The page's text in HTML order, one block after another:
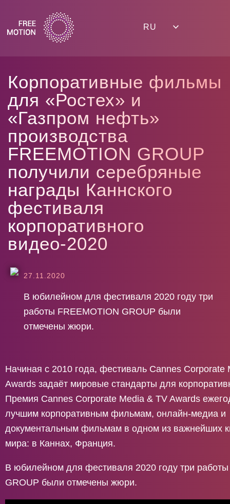
RU
Корпоративные фильмы
для «Ростех» и
«Газпром нефть»
производства
FREEMOTION GROUP
получили серебряные
награды Каннского
фестиваля
корпоративного
видео-2020
27.11.2020
В юбилейном для фестиваля 2020 году три
работы FREEMOTION GROUP были
отмечены жюри.
Начиная с 2010 года, фестиваль Cannes Corporate
Awards задаёт мировые стандарты для
Премия Cannes Corporate Media & TV Awards
лучшим корпоративным фильмам, онлайн-медиа и
документальным фильмам в одном из важнейших
мира: в Каннах, Франция.
В юбилейном для фестиваля 2020 году три
GROUP были отмечены жюри.